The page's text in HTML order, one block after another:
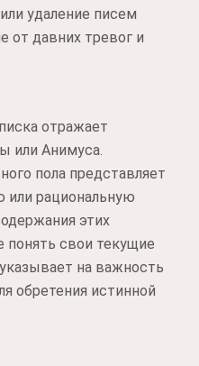
удаление писем
от давних тревог и
отражает
или Анимуса.
пола представляет
рациональную
этих
понять свои текущие
на важность
обретения истинной